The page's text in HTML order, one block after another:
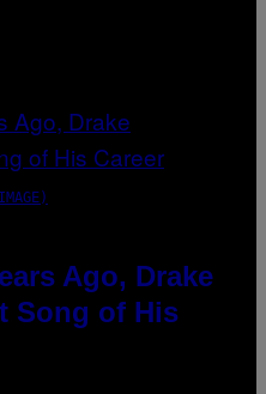
Ago, Drake
Song of His